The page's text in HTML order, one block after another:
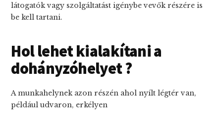
látogatók vagy szolgáltatást igénybe vevők részére is
be kell tartani.
Hol lehet kialakítani a
dohányzóhelyet ?
A munkahelynek azon részén ahol nyílt légtér van,
például udvaron, erkélyen